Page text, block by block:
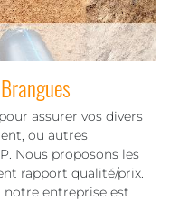
assurer vos divers
ou autres
Nous proposons les
rapport qualité/prix.
notre entreprise est